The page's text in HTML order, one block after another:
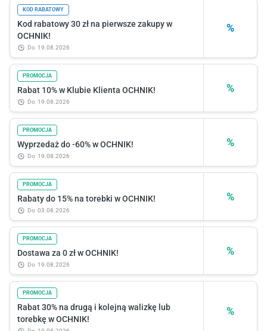
%
KOD RABATOWY
Kod rabatowy 30 zł na pierwsze zakupy w
OCHNIK!
do 19.08.2026
%
PROMOCJA
Rabat 10% w Klubie Klienta OCHNIK!
do 19.08.2026
%
PROMOCJA
Wyprzedaż do -60% w OCHNIK!
do 19.08.2026
%
PROMOCJA
Rabaty do 15% na torebki w OCHNIK!
do 03.08.2026
%
PROMOCJA
Dostawa za 0 zł w OCHNIK!
do 19.08.2026
%
PROMOCJA
Rabat 30% na drugą i kolejną walizkę lub
torebkę w OCHNIK!